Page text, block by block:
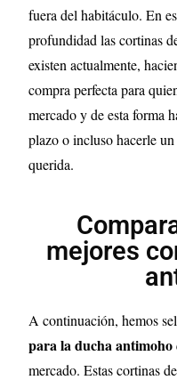
fuera del habitáculo. En
profundidad las cortinas
existen actualmente,
compra perfecta para
mercado y de esta forma
plazo o incluso hacerle
querida.
mejores
A continuación, hemos
para la ducha antimoho
mercado. Estas cortinas